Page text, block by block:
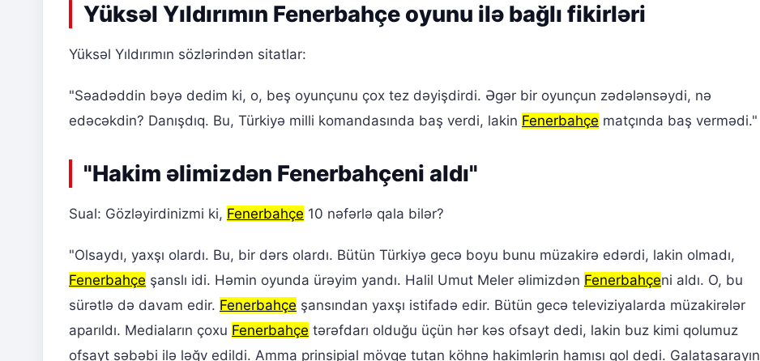
Yüksəl Yıldırımın Fenerbahçe oyunu ilə bağlı fikirləri
Yüksəl Yıldırımın sözlərindən sitatlar:
"Səadəddin bəyə dedim ki, o, beş oyunçunu çox tez dəyişdirdi. Əgər bir oyunçun zədələnsəydi, nə
edəcəkdin? Danışdıq. Bu, Türkiyə milli komandasında baş verdi, lakin Fenerbahçe matçında baş vermədi."
"Hakim əlimizdən Fenerbahçeni aldı"
Sual: Gözləyirdinizmi ki, Fenerbahçe 10 nəfərlə qala bilər?
"Olsaydı, yaxşı olardı. Bu, bir dərs olardı. Bütün Türkiyə gecə boyu bunu müzakirə edərdi, lakin olmadı,
Fenerbahçe şanslı idi. Həmin oyunda ürəyim yandı. Halil Umut Meler əlimizdən Fenerbahçeni aldı. O, bu
sürətlə də davam edir. Fenerbahçe şansından yaxşı istifadə edir. Bütün gecə televiziyalarda müzakirələr
aparıldı. Mediaların çoxu Fenerbahçe tərəfdarı olduğu üçün hər kəs ofsayt dedi, lakin buz kimi qolumuz
ofsayt səbəbi ilə ləğv edildi. Amma prinsipial mövqe tutan köhnə hakimlərin hamısı qol dedi. Galatasarayın